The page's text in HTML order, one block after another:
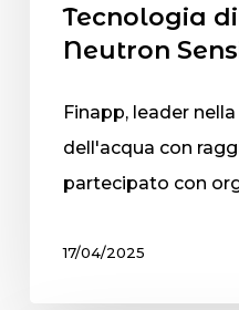
Tecnologia
Neutron
Finapp, leader
dell'acqua con
partecipato con
17/04/2025